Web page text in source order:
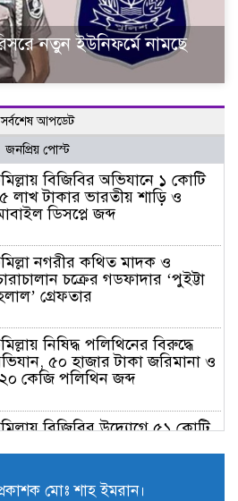
নতুন ইউনিফর্মে নামছে
সর্বশেষ আপডেট
জনপ্রিয় পোস্ট
বিজিবির অভিযানে ১ কোটি
লাখ টাকার ভারতীয় শাড়ি ও
ডিসপ্লে জব্দ
নগরীর কথিত মাদক ও
চক্রের গডফাদার ‘পুইট্টা
গ্রেফতার
নিষিদ্ধ পলিথিনের বিরুদ্ধে
৫০ হাজার টাকা জরিমানা ও
কেজি পলিথিন জব্দ
বিজিবির উদ্যোগে ৫১ কোটি
মোঃ শাহ ইমরান।